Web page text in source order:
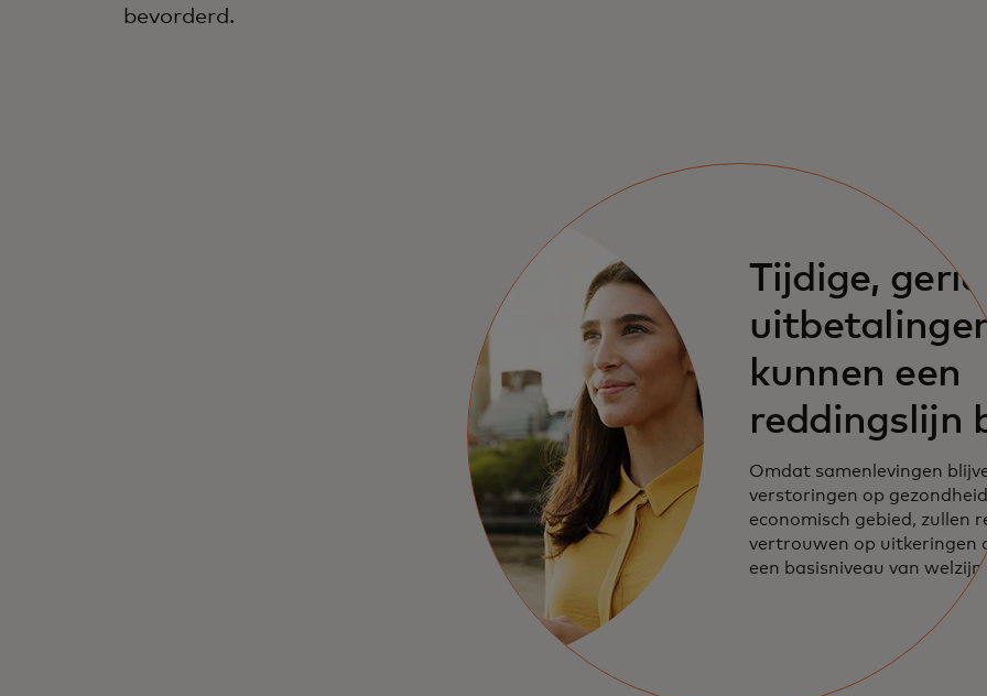
bevorderd.
Tijdige,
kunnen een
reddingslijn
aan burgers
Omdat samenlevingen
verstoringen op
economisch gebied, zullen
vertrouwen op uitkeringen
een basisniveau van welzijn